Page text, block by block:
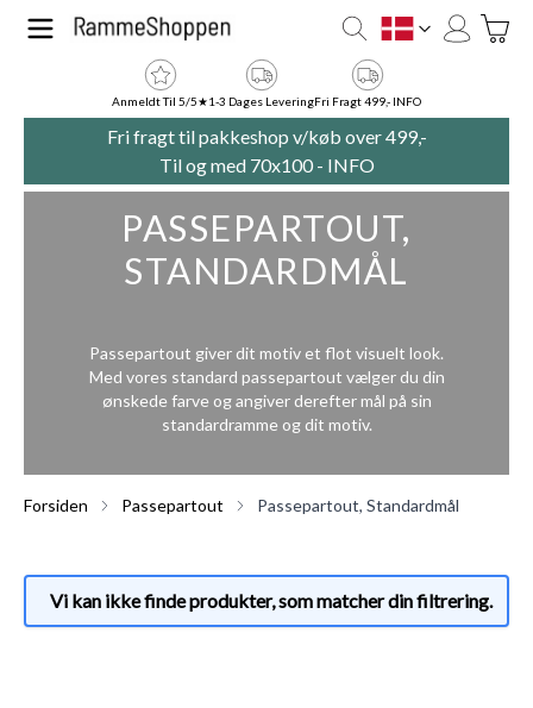
Skip to Content
DK
Anmeldt Til 5/5★1-3 Dages LeveringFri Fragt 499,- INFO
Fri fragt til pakkeshop v/køb over 499,-
Til og med 70x100 - INFO
PASSEPARTOUT,
STANDARDMÅL
Passepartout giver dit motiv et flot visuelt look.
Med vores standard passepartout vælger du din
ønskede farve og angiver derefter mål på sin
standardramme og dit motiv.
Forsiden Passepartout Passepartout, Standardmål
Vi kan ikke finde produkter, som matcher din filtrering.